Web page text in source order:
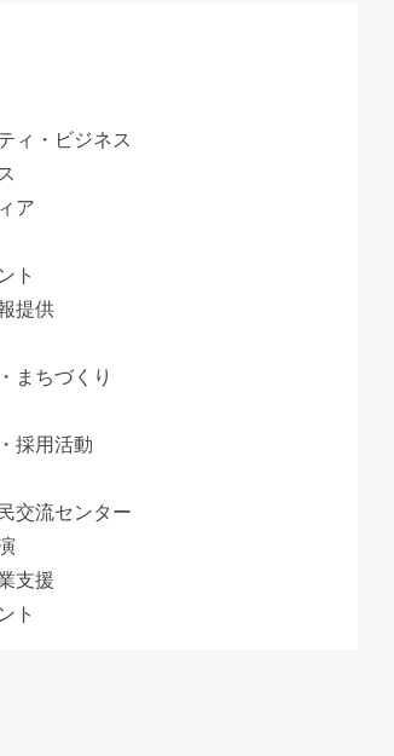
ィ・ビジネス
ア
ト
提供
まちづくり
採用活動
交流センター
支援
ト